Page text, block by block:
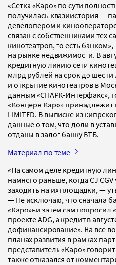
«Сетка «Каро» по сути
получилась квазиистория —
девелопером и
связан с собственниками тех
кинотеатров, то есть
на рынке недвижимости. В
кредитную линию сети
млрд рублей на срок до шести
и открытие кинотеатров в
данным «СПАРК-Интерфакс»,
«Концерн Каро» принадлежит
LIMITED. В выписке из
данные о том, что доли в
отданы в залог банку ВТБ.
Материал по теме
«На самом деле кредитную
намного раньше, когда CJ CGV
заходить на их площадки, —
— Не исключаю, что сначала
«Каро»ьи затем сам попросил
проекте ADG, а кредит в
дофинансирование». На все
планах развития в рамках
представитель «Каро»
также отказался от